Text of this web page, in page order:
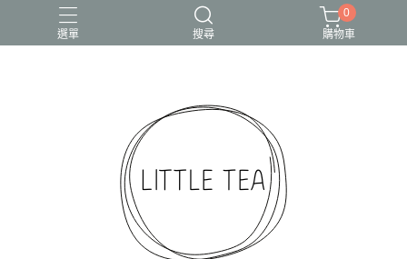
選單 搜尋
0
購物車